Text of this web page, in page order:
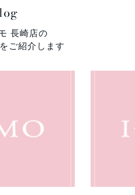
長崎店の
ご紹介します